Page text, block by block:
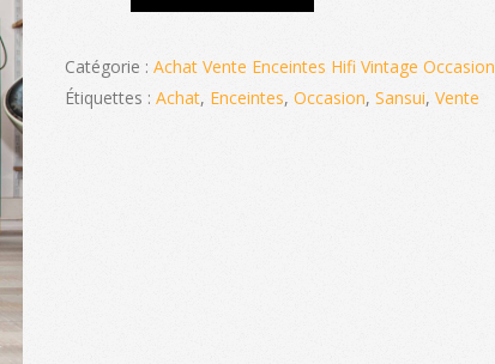
Catégorie :Achat Vente Enceintes Hifi Vintage Occasion
Étiquettes :Achat, Enceintes,Occasion,Sansui,Vente